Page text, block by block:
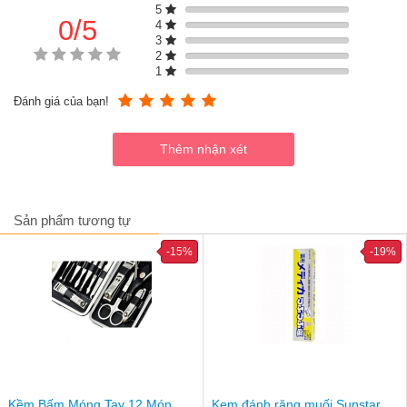
Với sự tích hợp hoàn hảo 6 sản phẩm trong 1 bộ - Tất cả những
gì mẹ cần để chăm sóc bé đều được gói gọn trong Bộ chăm sóc
sức khỏe bé Safety 49819. Bộ sản phẩm bao gồm:
Cắt móng tay: Đây có thể xem là món đồ không thể thiếu
thương xuyên cho bé có vai trò vô cùng quan trọng. Ngoài
việc cắt ngắn móng để tránh bé dùng tay chân cào làm xước
da xước mặt thì việc cắt móng gọn gàng còn giúp vệ sinh
tay, mút tay hay dùng tay cầm đồ ăn. Chi tiết cắt mòng tay
với thiết kế đặc biệt, tay cầm lớn vừa tay giúp mẹ dễ dàng
thao tác, lưỡi bấm sắc giúp cắt ngắn nhanh chóng, gọn gàng
mà không làm đau bé.
8 cây dũa móng: Sau khi cắt móng thì việc dũa móng gọn
gàng, tránh góc cạnh ở móng tay, móng chân cho bé là rất
cần thiết. Bộ đồ chăm sóc bé có tới 8 cây dũa móng, mẹ có
để dễ dàng thay thế dùng khi bị mòn hay thất lạc.
: Trẻ nhỏ thường có thói quen mút tay, gặm
0/5
5
4
3
2
1
Đánh giá của bạn!
Sản phẩm tương tự
Kềm Bấm Móng Tay 12 Món
-15%
Kem đánh răng muối Sunstar
-19%